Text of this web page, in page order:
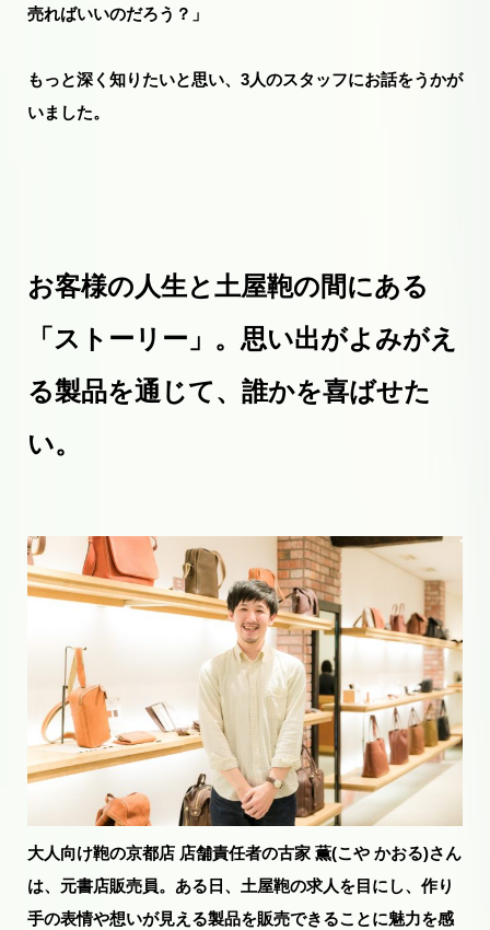
売ればいいのだろう？」
もっと深く知りたいと思い、3人のスタッフにお話をうかが
いました。
お客様の人生と土屋鞄の間にある
「ストーリー」。思い出がよみがえ
る製品を通じて、誰かを喜ばせた
い。
大人向け鞄の京都店 店舗責任者の古家 薫(こや かおる)さん
は、元書店販売員。ある日、土屋鞄の求人を目にし、 作り
手の表情や想いが見える製品を販売できることに魅力を感